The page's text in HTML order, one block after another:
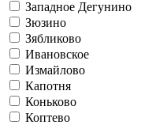
Западное Дегунино
Зюзино
Зябликово
Ивановское
Измайлово
Капотня
Коньково
Коптево